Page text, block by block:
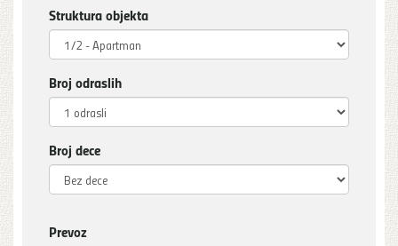
Struktura objekta
Broj odraslih
Broj dece
Prevoz